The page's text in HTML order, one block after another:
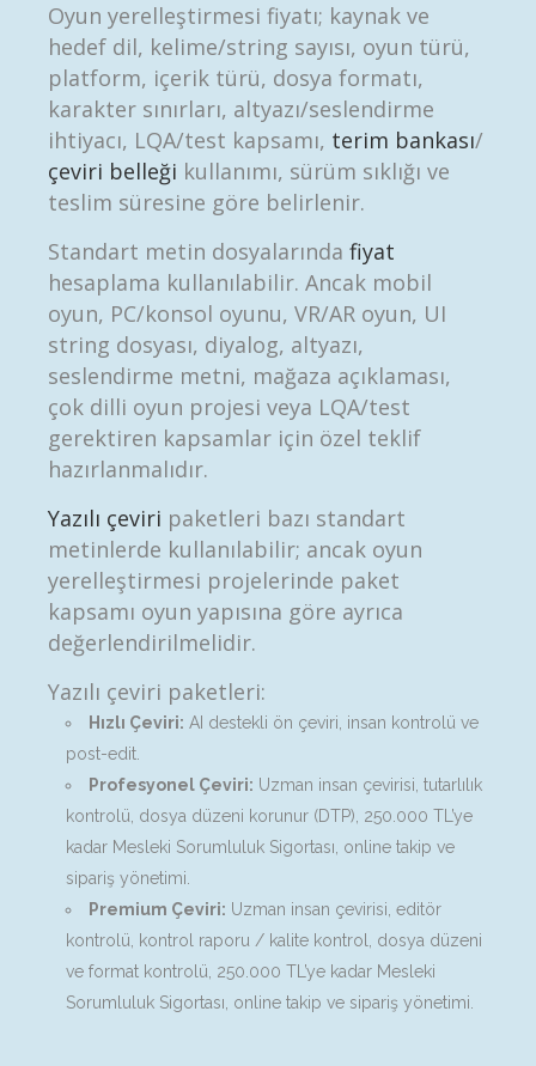
Oyun yerelleştirmesi fiyatı; kaynak ve
hedef dil, kelime/string sayısı, oyun türü,
platform, içerik türü, dosya formatı,
karakter sınırları, altyazı/seslendirme
ihtiyacı, LQA/test kapsamı, terim bankası/
çeviri belleği kullanımı, sürüm sıklığı ve
teslim süresine göre belirlenir.
Standart metin dosyalarında fiyat
hesaplama kullanılabilir. Ancak mobil
oyun, PC/konsol oyunu, VR/AR oyun, UI
string dosyası, diyalog, altyazı,
seslendirme metni, mağaza açıklaması,
çok dilli oyun projesi veya LQA/test
gerektiren kapsamlar için özel teklif
hazırlanmalıdır.
Yazılı çeviri paketleri bazı standart
metinlerde kullanılabilir; ancak oyun
yerelleştirmesi projelerinde paket
kapsamı oyun yapısına göre ayrıca
değerlendirilmelidir.
Yazılı çeviri paketleri:
Hızlı Çeviri: AI destekli ön çeviri, insan kontrolü ve
post-edit.
Profesyonel Çeviri: Uzman insan çevirisi, tutarlılık
kontrolü, dosya düzeni korunur (DTP), 250.000 TL’ye
kadar Mesleki Sorumluluk Sigortası, online takip ve
sipariş yönetimi.
Premium Çeviri: Uzman insan çevirisi, editör
kontrolü, kontrol raporu / kalite kontrol, dosya düzeni
ve format kontrolü, 250.000 TL’ye kadar Mesleki
Sorumluluk Sigortası, online takip ve sipariş yönetimi.